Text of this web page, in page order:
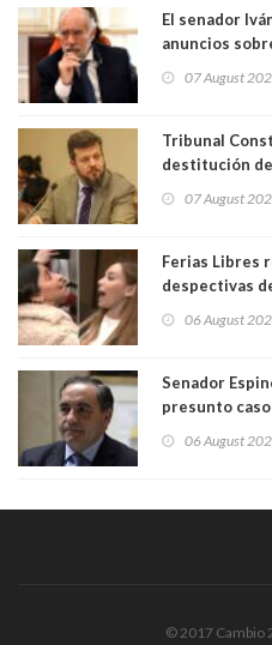
El senador
anuncios
perseguir
07 August
Tribunal
destitución
justicia
07 August
Ferias Libres
despectivas
06 August
Senador
presunto
antecedentes
06 August
© 2017 Cambio